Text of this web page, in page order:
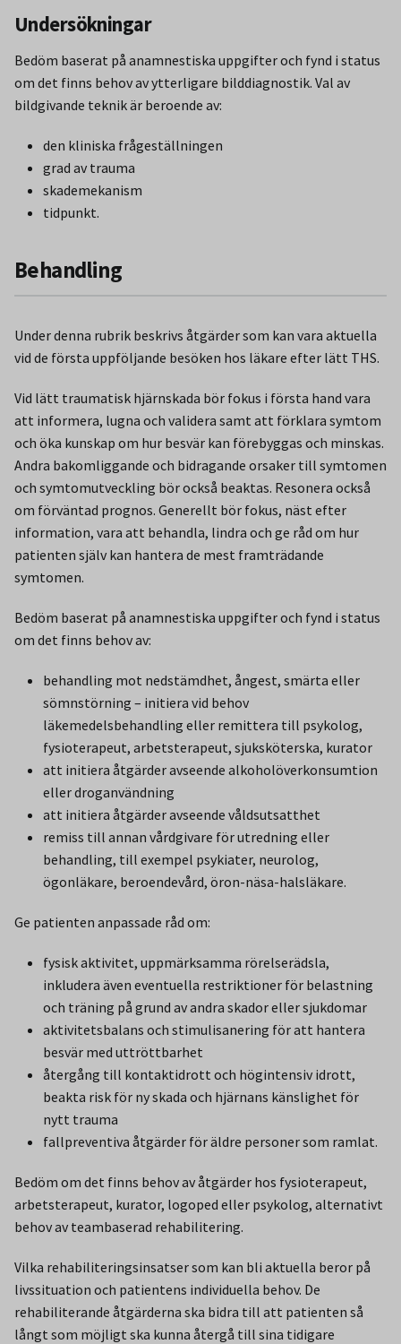
Undersökningar
Bedöm baserat på anamnestiska uppgifter och fynd i status
om det finns behov av ytterligare bilddiagnostik. Val av
bildgivande teknik är beroende av:
den kliniska frågeställningen
grad av trauma
skademekanism
tidpunkt.
Behandling
Under denna rubrik beskrivs åtgärder som kan vara aktuella
vid de första uppföljande besöken hos läkare efter lätt THS.
Vid lätt traumatisk hjärnskada bör fokus i första hand vara
att informera, lugna och validera samt att förklara symtom
och öka kunskap om hur besvär kan förebyggas och minskas.
Andra bakomliggande och bidragande orsaker till symtomen
och symtomutveckling bör också beaktas. Resonera också
om förväntad prognos. Generellt bör fokus, näst efter
information, vara att behandla, lindra och ge råd om hur
patienten själv kan hantera de mest framträdande
symtomen.
Bedöm baserat på anamnestiska uppgifter och fynd i status
om det finns behov av:
behandling mot nedstämdhet, ångest, smärta eller
sömnstörning – initiera vid behov
läkemedelsbehandling eller remittera till psykolog,
fysioterapeut, arbetsterapeut, sjuksköterska, kurator
att initiera åtgärder avseende alkoholöverkonsumtion
eller droganvändning
att initiera åtgärder avseende våldsutsatthet
remiss till annan vårdgivare för utredning eller
behandling, till exempel psykiater, neurolog,
ögonläkare, beroendevård, öron-näsa-halsläkare.
Ge patienten anpassade råd om:
fysisk aktivitet, uppmärksamma rörelserädsla,
inkludera även eventuella restriktioner för belastning
och träning på grund av andra skador eller sjukdomar
aktivitetsbalans och stimulisanering för att hantera
besvär med uttröttbarhet
återgång till kontaktidrott och högintensiv idrott,
beakta risk för ny skada och hjärnans känslighet för
nytt trauma
fallpreventiva åtgärder för äldre personer som ramlat.
Bedöm om det finns behov av åtgärder hos fysioterapeut,
arbetsterapeut, kurator, logoped eller psykolog, alternativt
behov av teambaserad rehabilitering.
Vilka rehabiliteringsinsatser som kan bli aktuella beror på
livssituation och patientens individuella behov. De
rehabiliterande åtgärderna ska bidra till att patienten så
långt som möjligt ska kunna återgå till sina tidigare